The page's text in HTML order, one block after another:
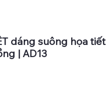
dáng suông họa tiết
| AD13